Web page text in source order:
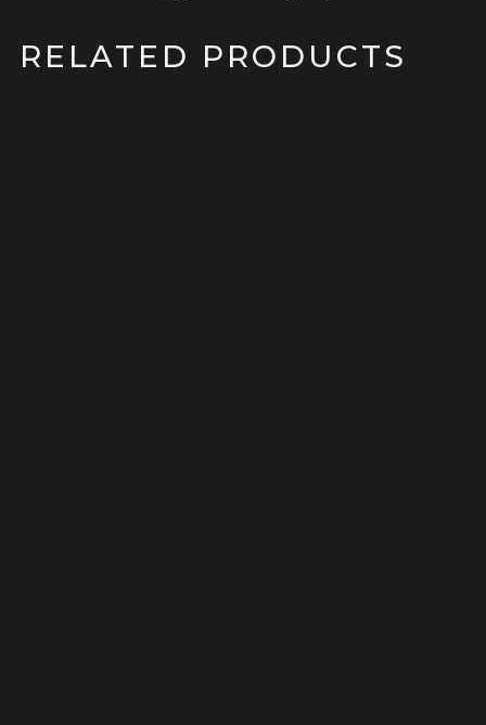
RELATED PRODUCTS